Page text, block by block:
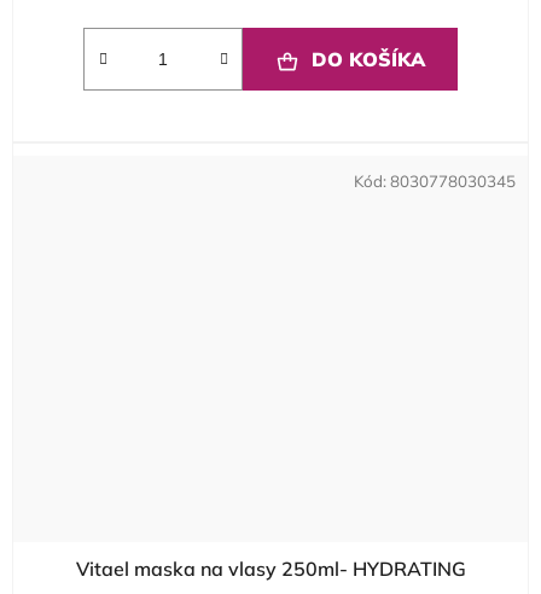
DO KOŠÍKA
Vitael maska na vlasy 250ml- HYDRATING
Kód: 8030778030345